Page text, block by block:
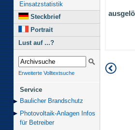
Einsatzstatistik
Steckbrief
Portrait
Lust auf ...?
Erweiterte Volltextsuche
Service
Baulicher Brand­schutz
Photovoltaik-Anlagen Infos
für Betreiber